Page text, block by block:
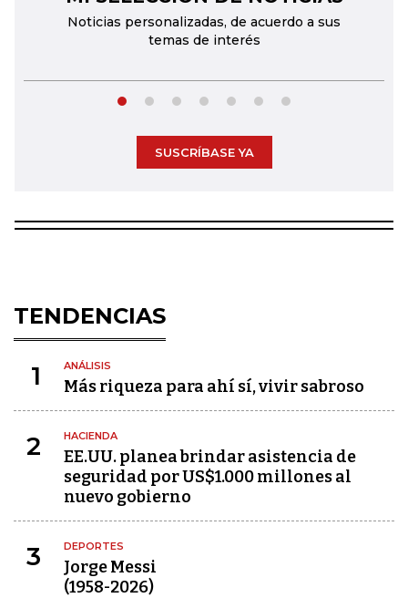
Noticias personalizadas, de acuerdo a sus
temas de interés
SUSCRÍBASE YA
TENDENCIAS
1 ANÁLISIS
Más riqueza para ahí sí, vivir sabroso
2 HACIENDA
EE.UU. planea brindar asistencia de
seguridad por US$1.000 millones al
nuevo gobierno
3 DEPORTES
Jorge Messi
(1958-2026)